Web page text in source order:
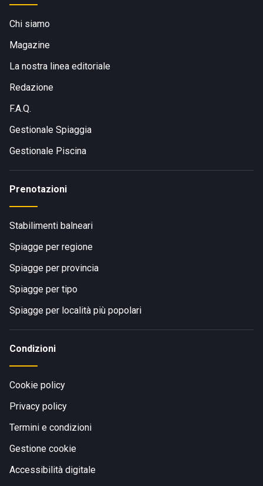
Chi siamo
Magazine
La nostra linea editoriale
Redazione
F.A.Q.
Gestionale Spiaggia
Gestionale Piscina
Prenotazioni
Stabilimenti balneari
Spiagge per regione
Spiagge per provincia
Spiagge per tipo
Spiagge per località più popolari
Condizioni
Cookie policy
Privacy policy
Termini e condizioni
Gestione cookie
Accessibilità digitale